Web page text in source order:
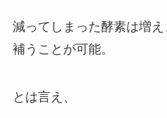
減ってしまった酵素は増
補うことが可能。
とは言え、